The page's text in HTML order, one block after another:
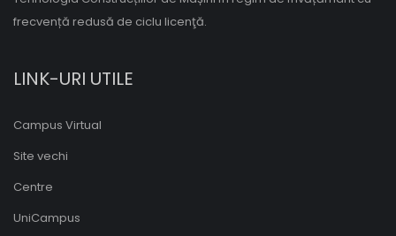
frecvență redusă de ciclu licenţă.
LINK-URI UTILE
Campus Virtual
Site vechi
Centre
UniCampus